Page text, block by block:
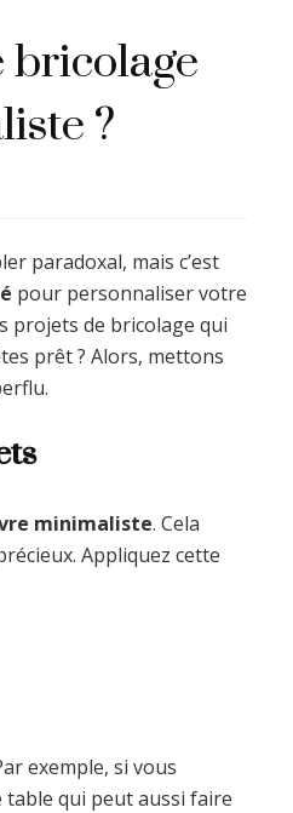
?
paradoxal, mais c’est
pour personnaliser votre
projets de bricolage qui
prêt ? Alors, mettons
minimaliste. Cela
Appliquez cette
exemple, si vous
table qui peut aussi faire